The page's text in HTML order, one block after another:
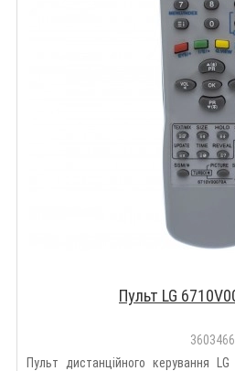
Пульт LG
3603466
Пульт дистанційного керування